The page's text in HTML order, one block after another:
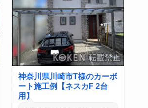
神奈川県川崎市T様のカーポ
ート施工例【ネスカF 2台
用】